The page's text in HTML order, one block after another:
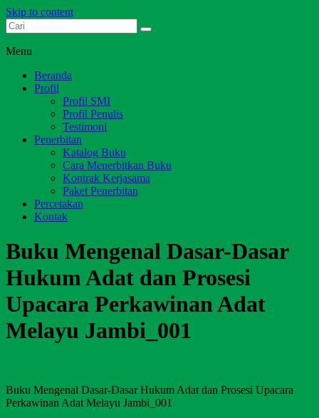
Skip to content
Dari Jambi untuk Indonesia
Menu
Beranda
Profil
Profil SMI
Profil Penulis
Testimoni
Penerbitan
Katalog Buku
Cara Menerbitkan Buku
Kontrak Kerjasama
Paket Penerbitan
Percetakan
Kontak
Buku Mengenal Dasar-Dasar
Hukum Adat dan Prosesi
Upacara Perkawinan Adat
Melayu Jambi_001
Buku Mengenal Dasar-Dasar Hukum Adat dan Prosesi Upacara
Perkawinan Adat Melayu Jambi_001